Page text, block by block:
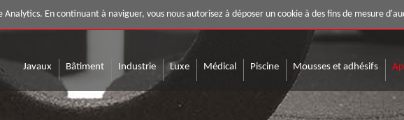
Analytics. En continuant à naviguer, vous nous autorisez à déposer un cookie à des fins de mesure
Mousses techniques et systèmes adhésifs
Javaux Bâtiment Industrie Luxe Médical Piscine Mousses et adhésifs